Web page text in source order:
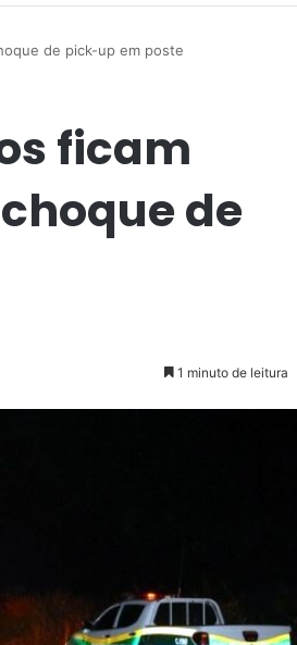
de pick-up em poste
ficam
de
1 minuto de leitura